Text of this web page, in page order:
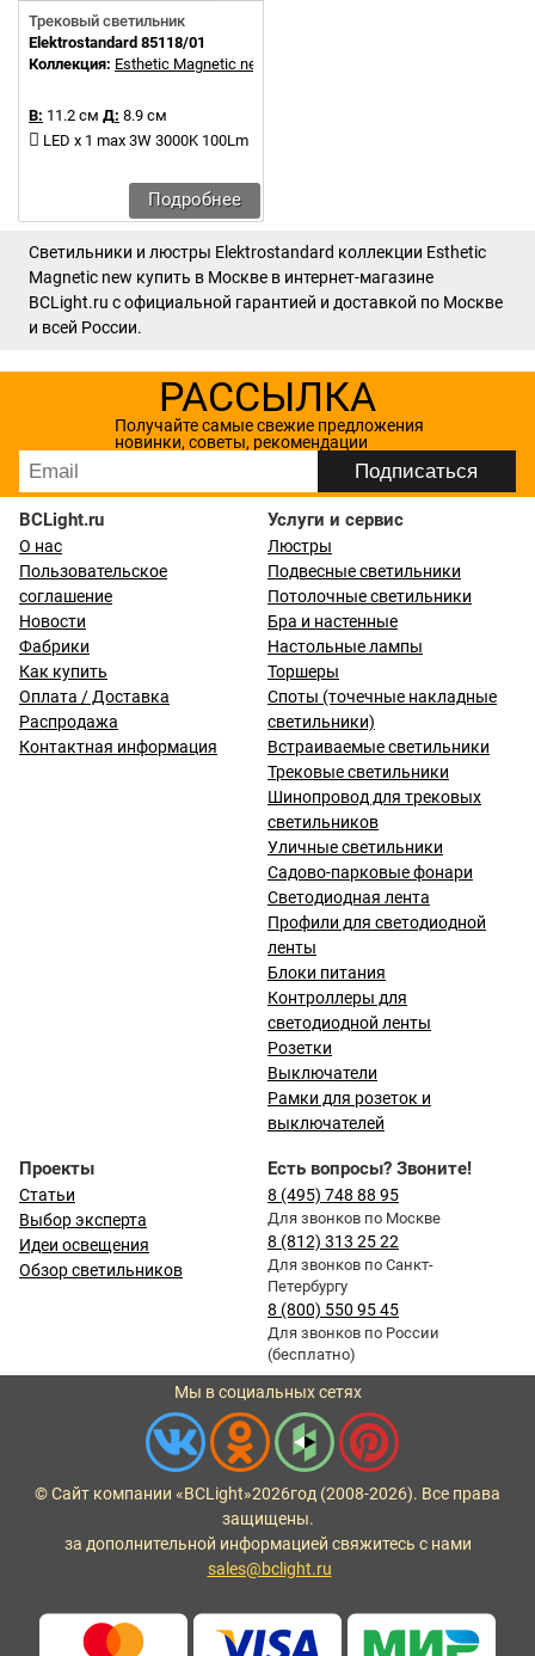
Трековый светильник
Elektrostandard 85118/01
Коллекция: Esthetic Magnetic new
В: 11.2 см Д: 8.9 см
LED x 1 max 3W 3000K 100Lm
Подробнее
Светильники и люстры Elektrostandard коллекции Esthetic
Magnetic new купить в Москве в интернет-магазине
BCLight.ru с официальной гарантией и доставкой по Москве
и всей России.
РАССЫЛКА
Получайте самые свежие предложения
новинки, советы, рекомендации
BCLight.ru
О нас
Пользовательское
соглашение
Новости
Фабрики
Как купить
Оплата / Доставка
Распродажа
Контактная информация
Услуги и сервис
Люстры
Подвесные светильники
Потолочные светильники
Бра и настенные
Настольные лампы
Торшеры
Споты (точечные накладные
светильники)
Встраиваемые светильники
Трековые светильники
Шинопровод для трековых
светильников
Уличные светильники
Садово-парковые фонари
Светодиодная лента
Профили для светодиодной
ленты
Блоки питания
Контроллеры для
светодиодной ленты
Розетки
Выключатели
Рамки для розеток и
выключателей
Проекты
Статьи
Выбор эксперта
Идеи освещения
Обзор светильников
Есть вопросы? Звоните!
8 (495) 748 88 95
Для звонков по Москве
8 (812) 313 25 22
Для звонков по Санкт-
Петербургу
8 (800) 550 95 45
Для звонков по России
(бесплатно)
Мы в социальных сетях
© Сайт компании «BCLight»2026год (2008-2026). Все права
защищены.
за дополнительной информацией свяжитесь с нами
sales@bclight.ru